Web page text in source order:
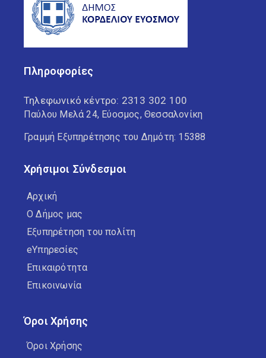
Πληροφορίες
Τηλεφωνικό κέντρο: 2313 302 100
Παύλου Μελά 24, Εύοσμος, Θεσσαλονίκη
Γραμμή Εξυπηρέτησης του Δημότη: 15388
Χρήσιμοι Σύνδεσμοι
Αρχική
Ο Δήμος μας
Εξυπηρέτηση του πολίτη
eΥπηρεσίες
Επικαιρότητα
Επικοινωνία
Όροι Χρήσης
Όροι Χρήσης